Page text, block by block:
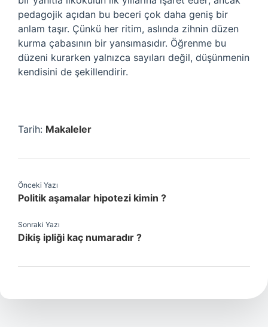
pedagojik açıdan bu beceri çok daha geniş bir
anlam taşır. Çünkü her ritim, aslında zihnin düzen
kurma çabasının bir yansımasıdır. Öğrenme bu
düzeni kurarken yalnızca sayıları değil, düşünmenin
kendisini de şekillendirir.
Tarih: Makaleler
Önceki Yazı
Politik aşamalar hipotezi kimin ?
Sonraki Yazı
Dikiş ipliği kaç numaradır ?